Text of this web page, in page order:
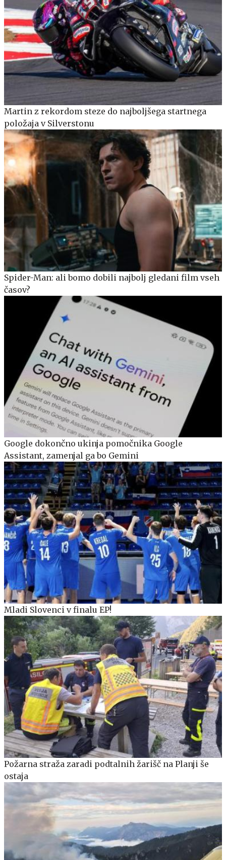
Martin z rekordom steze do najboljšega startnega
položaja v Silverstonu
Spider-Man: ali bomo dobili najbolj gledani film vseh
časov?
Google dokončno ukinja pomočnika Google
Assistant, zamenjal ga bo Gemini
Mladi Slovenci v finalu EP!
Požarna straža zaradi podtalnih žarišč na Planji še
ostaja